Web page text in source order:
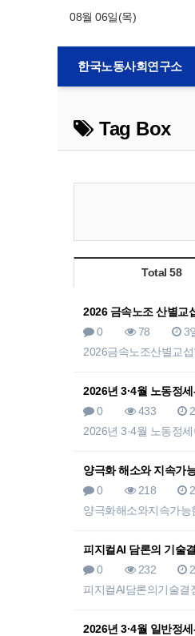
08월 06일(목)
한국노동사회연구소
Tag Box
Total 58
2026 금속노조 산별교
0
78
3
2026금속노조산별교
2026년 3·4월 노동정
0
433
2026년 3·4월 노동정
양극화 해소와 지속가
0
218
양극화해소와지속가
피지컬AI 담론의 기술
0
232
피지컬AI담론의기술
2026년 3·4월 일반정세